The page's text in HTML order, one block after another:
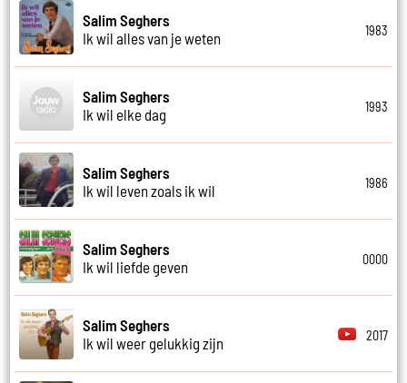
Salim Seghers
Ik wil alles van je weten
1983
Salim Seghers
Ik wil elke dag
1993
Salim Seghers
Ik wil leven zoals ik wil
1986
Salim Seghers
Ik wil liefde geven
0000
Salim Seghers
Ik wil weer gelukkig zijn
2017